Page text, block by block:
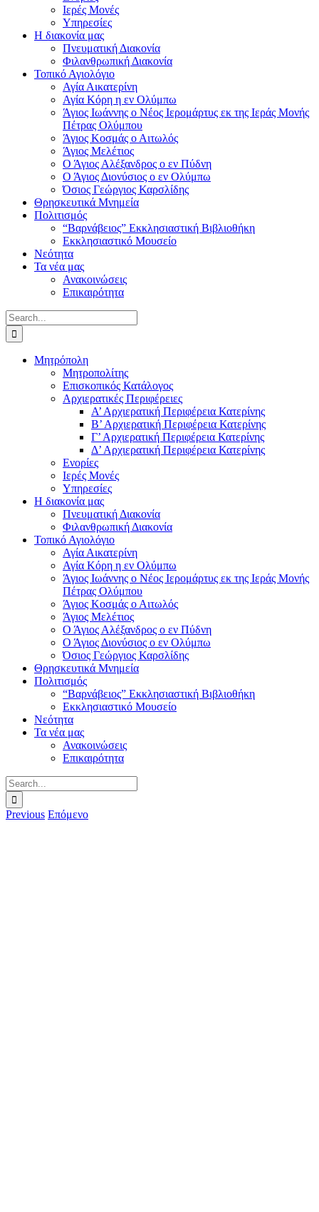
Ιερές Μονές
Υπηρεσίες
Η διακονία μας
Πνευματική Διακονία
Φιλανθρωπική Διακονία
Τοπικό Αγιολόγιο
Αγία Αικατερίνη
Αγία Κόρη η εν Ολύμπω
Άγιος Ιωάννης ο Νέος Ιερομάρτυς εκ της Ιεράς Μονής
Πέτρας Ολύμπου
Άγιος Κοσμάς ο Αιτωλός
Άγιος Μελέτιος
Ο Άγιος Αλέξανδρος ο εν Πύδνη
Ο Άγιος Διονύσιος ο εν Ολύμπω
Όσιος Γεώργιος Καρσλίδης
Θρησκευτικά Μνημεία
Πολιτισμός
“Βαρνάβειος” Εκκλησιαστική Βιβλιοθήκη
Εκκλησιαστικό Μουσείο
Νεότητα
Τα νέα μας
Ανακοινώσεις
Επικαιρότητα
Search
for:
Μητρόπολη
Μητροπολίτης
Επισκοπικός Κατάλογος
Αρχιερατικές Περιφέρειες
Α’ Αρχιερατική Περιφέρεια Κατερίνης
Β’ Αρχιερατική Περιφέρεια Κατερίνης
Γ’ Αρχιερατική Περιφέρεια Κατερίνης
Δ’ Αρχιερατική Περιφέρεια Κατερίνης
Ενορίες
Ιερές Μονές
Υπηρεσίες
Η διακονία μας
Πνευματική Διακονία
Φιλανθρωπική Διακονία
Τοπικό Αγιολόγιο
Αγία Αικατερίνη
Αγία Κόρη η εν Ολύμπω
Άγιος Ιωάννης ο Νέος Ιερομάρτυς εκ της Ιεράς Μονής
Πέτρας Ολύμπου
Άγιος Κοσμάς ο Αιτωλός
Άγιος Μελέτιος
Ο Άγιος Αλέξανδρος ο εν Πύδνη
Ο Άγιος Διονύσιος ο εν Ολύμπω
Όσιος Γεώργιος Καρσλίδης
Θρησκευτικά Μνημεία
Πολιτισμός
“Βαρνάβειος” Εκκλησιαστική Βιβλιοθήκη
Εκκλησιαστικό Μουσείο
Νεότητα
Τα νέα μας
Ανακοινώσεις
Επικαιρότητα
Search
for:
Previous Επόμενο